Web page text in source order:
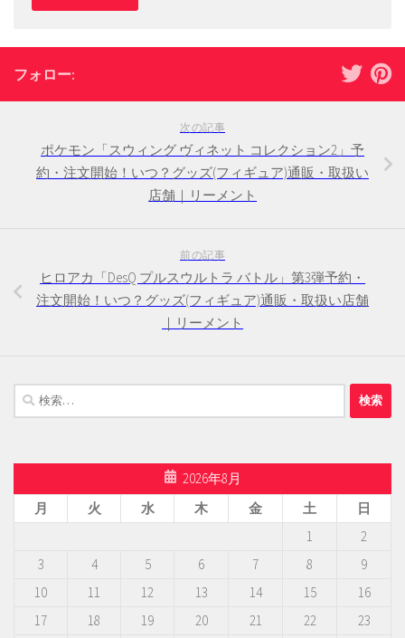
フォロー:
次の記事
ポケモン「スウィング ヴィネット コレクション2」予
約・注文開始！いつ？グッズ(フィギュア)通販・取扱い
店舗｜リーメント
前の記事
ヒロアカ「DesQ プルスウルトラ バトル」第3弾予約・
注文開始！いつ？グッズ(フィギュア)通販・取扱い店舗
｜リーメント
検
索:
2026年8月
月
火 水 木 金 土
日
1
2
3
4 5 6 7 8
9
10
11 12 13 14 15
16
17
18 19 20 21 22
23